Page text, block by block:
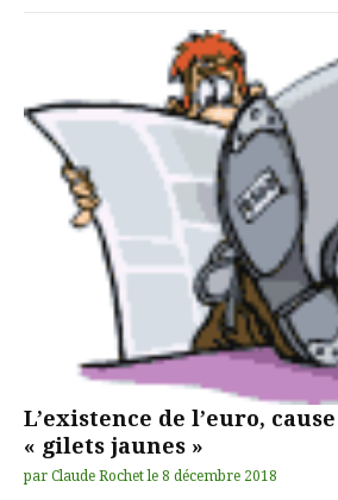
L’existence de l’euro,
« gilets jaunes »
par Claude Rochet le 8 décembre 2018